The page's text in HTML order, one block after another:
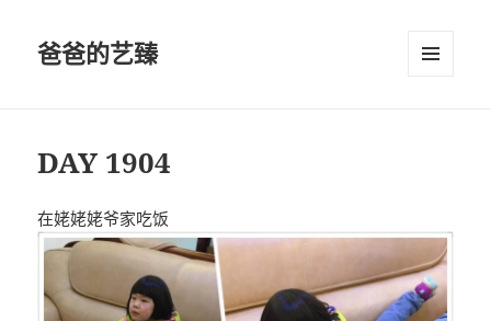
爸爸的艺臻
DAY 1904
在姥姥姥爷家吃饭